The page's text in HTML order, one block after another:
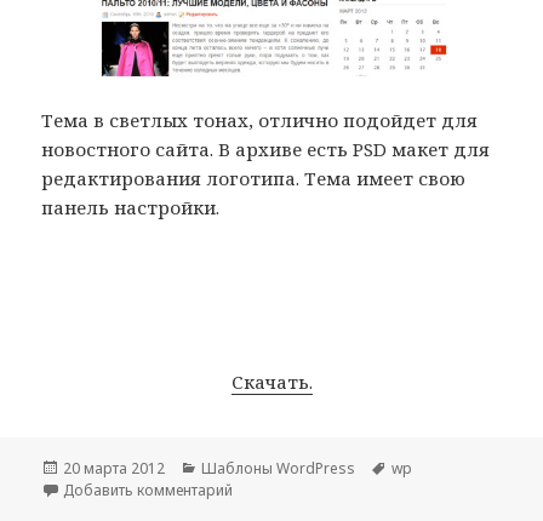
Тема в светлых тонах, отлично подойдет для
новостного сайта. В архиве есть PSD макет для
редактирования логотипа. Тема имеет свою
панель настройки.
Скачать.
Опубликовано
20 марта 2012 Рубрики
Шаблоны WordPress Метки
wp
Добавить комментарий